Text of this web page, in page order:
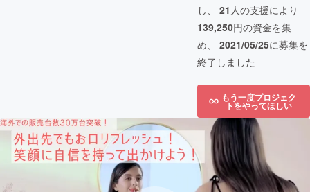
し、 21 人の支援により
139,250円の資金を集
め、 2021/05/25に募集を
終了しました
もう一度プロジェク
トをやってほしい